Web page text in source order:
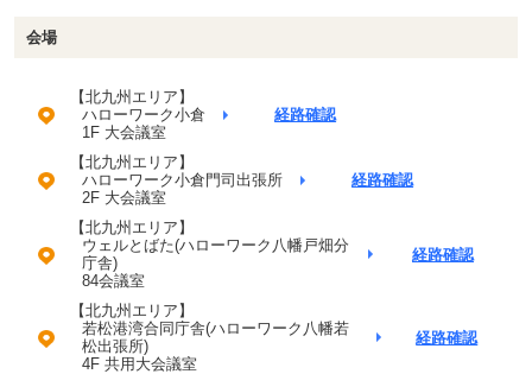
会場
【北九州エリア】
ハローワーク小倉
1F 大会議室
経路確認
【北九州エリア】
ハローワーク小倉門司出張所
2F 大会議室
経路確認
【北九州エリア】
ウェルとばた(ハローワーク八幡戸畑分
庁舎)
84会議室
経路確認
【北九州エリア】
若松港湾合同庁舎(ハローワーク八幡若
松出張所)
4F 共用大会議室
経路確認